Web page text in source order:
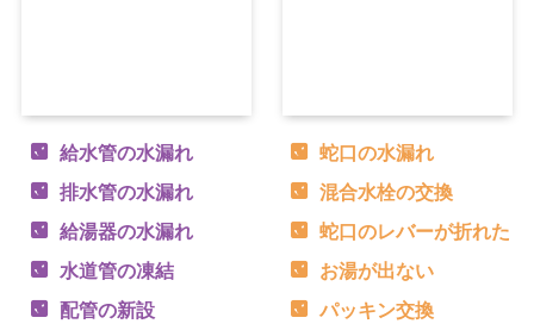
給水管の水漏れ
排水管の水漏れ
給湯器の水漏れ
水道管の凍結
配管の新設
蛇口の水漏れ
混合水栓の交換
蛇口のレバーが折れた
お湯が出ない
パッキン交換